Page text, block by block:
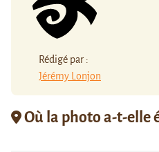
Rédigé par :
Jérémy Lonjon
Où la photo a-t-elle